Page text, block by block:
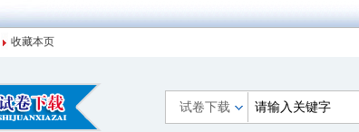
收藏本页
试卷下载